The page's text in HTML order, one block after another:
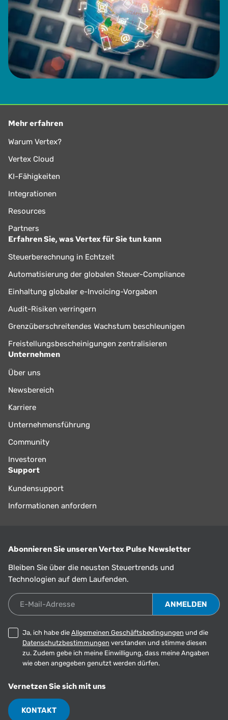
Mehr erfahren
Warum Vertex?
Vertex Cloud
KI-Fähigkeiten
Integrationen
Resources
Partners
Erfahren Sie, was Vertex für Sie tun kann
Steuerberechnung in Echtzeit
Automatisierung der globalen Steuer-Compliance
Einhaltung globaler e-Invoicing-Vorgaben
Audit-Risiken verringern
Grenzüberschreitendes Wachstum beschleunigen
Freistellungsbescheinigungen zentralisieren
Unternehmen
Über uns
Newsbereich
Karriere
Unternehmensführung
Community
Investoren
Support
Kundensupport
Informationen anfordern
Abonnieren Sie unseren Vertex Pulse Newsletter
Bleiben Sie über die neusten Steuertrends und
Technologien auf dem Laufenden.
E-Mail-Adresse
Ja, ich habe die Allgemeinen Geschäftsbedingungen und die
Datenschutzbestimmungen verstanden und stimme diesen
zu. Zudem gebe ich meine Einwilligung, dass meine Angaben
wie oben angegeben genutzt werden dürfen.
Vernetzen Sie sich mit uns
KONTAKT